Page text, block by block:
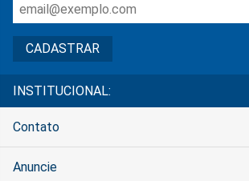
INSTITUCIONAL:
Contato
Anuncie